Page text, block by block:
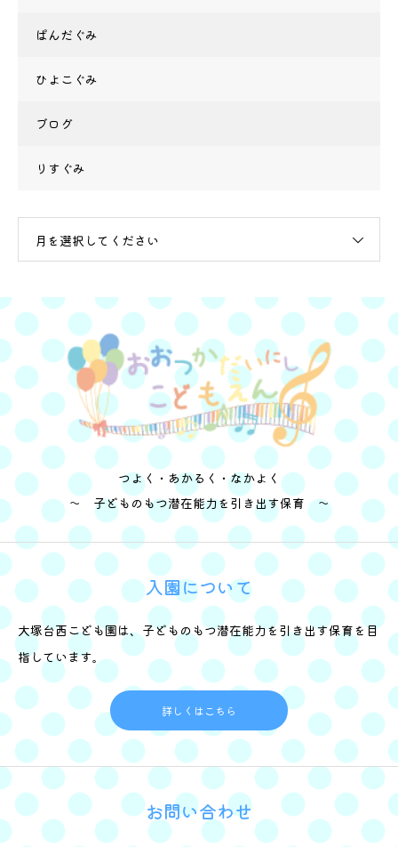
ぱんだぐみ
ひよこぐみ
ブログ
りすぐみ
月を選択してください
つよく・あかるく・なかよく
～ 子どものもつ潜在能力を引き出す保育 ～
入園について
大塚台西こども園は、子どものもつ潜在能力を引き出す保育を目
指しています。
詳しくはこちら
お問い合わせ